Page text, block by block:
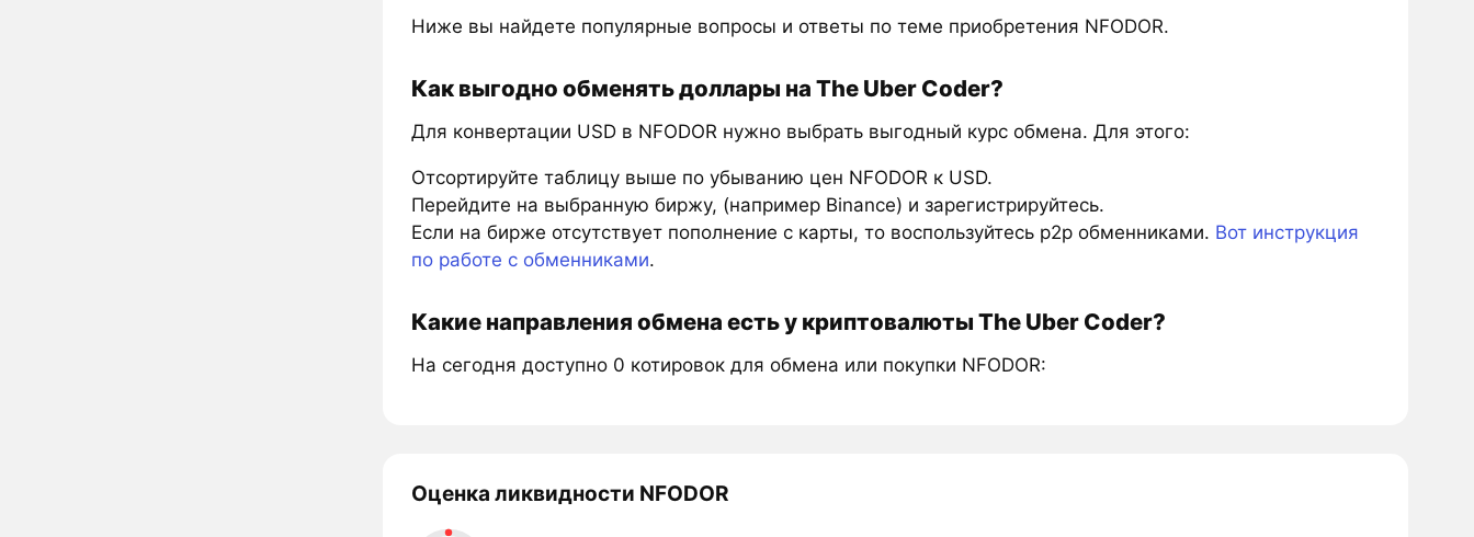
Ниже вы найдете популярные вопросы и ответы по теме приобретения NFODOR.
Как выгодно обменять доллары на The Uber Coder?
Для конвертации USD в NFODOR нужно выбрать выгодный курс обмена. Для этого:
Отсортируйте таблицу выше по убыванию цен NFODOR к USD.
Перейдите на выбранную биржу, (например Binance) и зарегистрируйтесь.
Если на бирже отсутствует пополнение с карты, то воспользуйтесь p2p обменниками. Вот инструкция
по работе с обменниками.
Какие направления обмена есть у криптовалюты The Uber Coder?
На сегодня доступно 0 котировок для обмена или покупки NFODOR:
Оценка ликвидности NFODOR